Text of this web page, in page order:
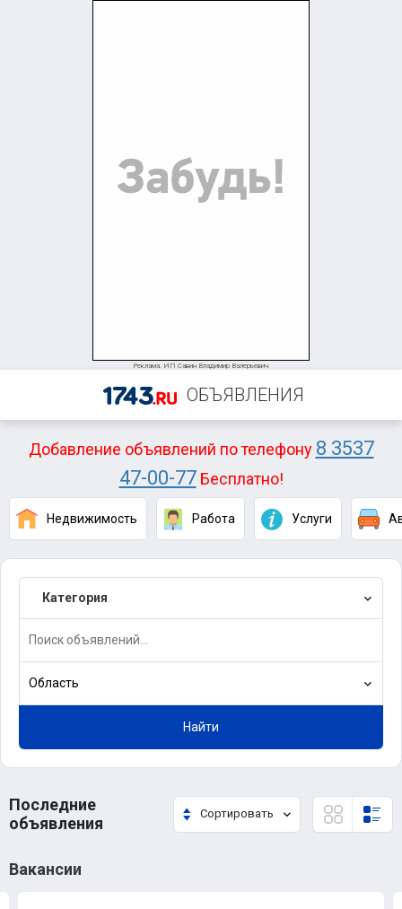
Реклама. ИП Савин Владимир Валерьевич
ОБЪЯВЛЕНИЯ
Добавление объявлений по телефону 8 3537
47-00-77Бесплатно!
Недвижимость Работа Услуги
Категория
Область
Найти
Последние
объявления
Сортировать
Вакансии